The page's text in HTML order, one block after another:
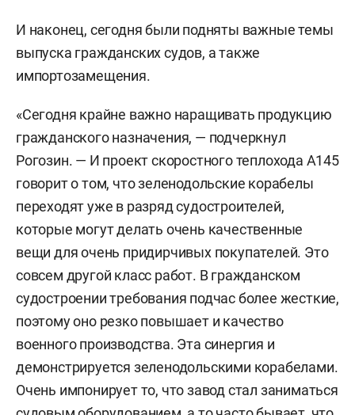
И наконец, сегодня были подняты важные темы
выпуска гражданских судов, а также
импортозамещения.
«Сегодня крайне важно наращивать продукцию
гражданского назначения, — подчеркнул
Рогозин. — И проект скоростного теплохода А145
говорит о том, что зеленодольские корабелы
переходят уже в разряд судостроителей,
которые могут делать очень качественные
вещи для очень придирчивых покупателей. Это
совсем другой класс работ. В гражданском
судостроении требования подчас более жесткие,
поэтому оно резко повышает и качество
военного производства. Эта синергия и
демонстрируется зеленодольскими корабелами.
Очень импонирует то, что завод стал заниматься